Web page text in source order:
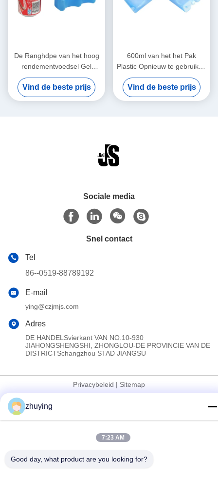
De Ranghdpe van het hoog
rendementvoedsel Gel
Gevulde Ijspakken voor
Koelere Vrije BPA
Vind de beste prijs
600ml van het het Pak
Plastic Opnieuw te gebruiken
Gel van het Moedermelkijs
het Ijsblokken voor Koele
Zakken
Vind de beste prijs
Sociale media
Snel contact
Tel
86--0519-88789192
E-mail
ying@czjmjs.com
Adres
DE HANDELSvierkant VAN NO.10-930
JIAHONGSHENGSHI, ZHONGLOU-DE PROVINCIE VAN DE
DISTRICTSchangzhou STAD JIANGSU
Privacybeleid | Sitemap
China Goed Kwaliteit Grote Koelere Ijspakken Leverancier.
Copyright © 2017-2026 Changzhou jisi cold chain technology
zhuying
7:23 AM
Good day, what product are you looking for?